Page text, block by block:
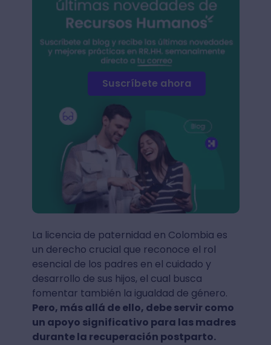
Suscríbete ahora
La licencia de paternidad en Colombia es
un derecho crucial que reconoce el rol
esencial de los padres en el cuidado y
desarrollo de sus hijos, el cual busca
fomentar también la igualdad de género.
Pero, más allá de ello, debe servir como
un apoyo significativo para las madres
durante la recuperación postparto.